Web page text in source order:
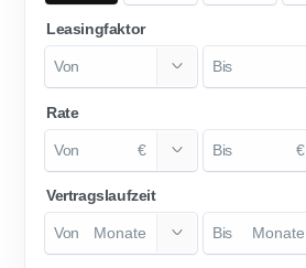
Leasingfaktor
Rate
€ €
Vertragslaufzeit
Monate Monate